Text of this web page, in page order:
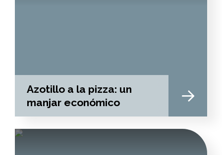
Azotillo a la pizza: un
manjar económico